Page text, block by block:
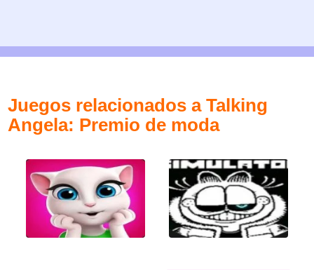
Juegos relacionados a Talking
Angela: Premio de moda